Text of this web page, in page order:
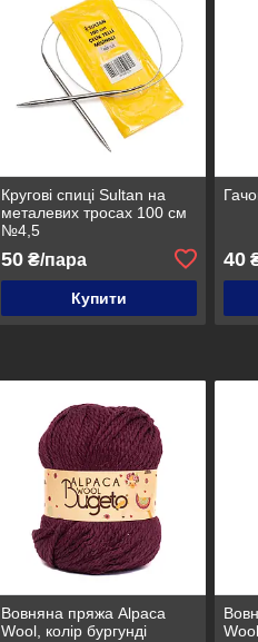
Кругові спиці Sultan на
металевих тросах 100 см
№4,5
50₴/пара
Купити
40
Вовняна пряжа Alpaca
Wool, колір бургунді